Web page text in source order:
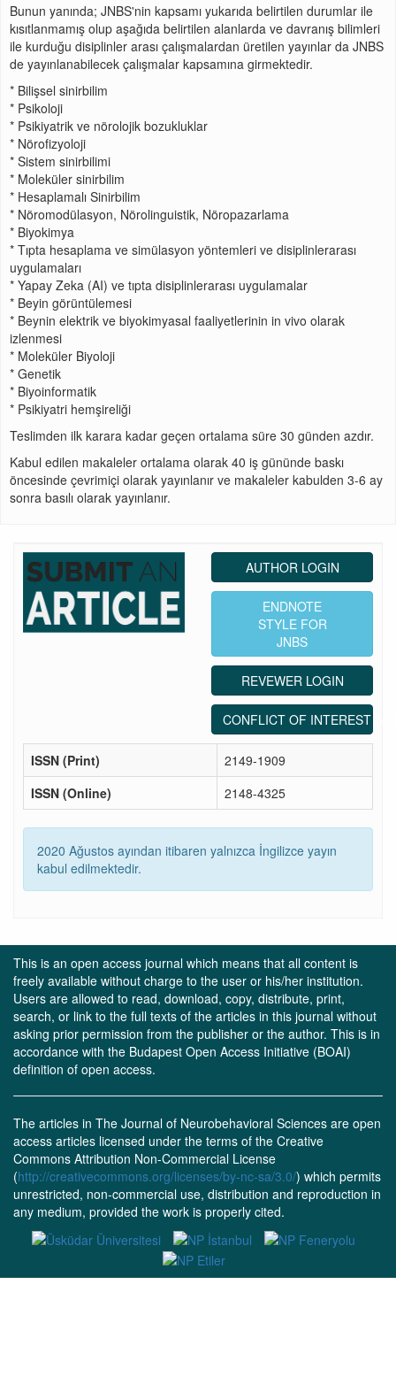
Bunun yanında; JNBS'nin kapsamı yukarıda belirtilen durumlar ile
kısıtlanmamış olup aşağıda belirtilen alanlarda ve davranış bilimleri
ile kurduğu disiplinler arası çalışmalardan üretilen yayınlar da JNBS
de yayınlanabilecek çalışmalar kapsamına girmektedir.
* Bilişsel sinirbilim
* Psikoloji
* Psikiyatrik ve nörolojik bozukluklar
* Nörofizyoloji
* Sistem sinirbilimi
* Moleküler sinirbilim
* Hesaplamalı Sinirbilim
* Nöromodülasyon, Nörolinguistik, Nöropazarlama
* Biyokimya
* Tıpta hesaplama ve simülasyon yöntemleri ve disiplinlerarası
uygulamaları
* Yapay Zeka (AI) ve tıpta disiplinlerarası uygulamalar
* Beyin görüntülemesi
* Beynin elektrik ve biyokimyasal faaliyetlerinin in vivo olarak
izlenmesi
* Moleküler Biyoloji
* Genetik
* Biyoinformatik
* Psikiyatri hemşireliği
Teslimden ilk karara kadar geçen ortalama süre 30 günden azdır.
Kabul edilen makaleler ortalama olarak 40 iş gününde baskı
öncesinde çevrimiçi olarak yayınlanır ve makaleler kabulden 3-6 ay
sonra basılı olarak yayınlanır.
AUTHOR LOGIN
ENDNOTE
STYLE FOR
JNBS
REVEWER LOGIN
CONFLICT OF INTEREST
ISSN (Print)
2149-1909
ISSN (Online)
2148-4325
2020 Ağustos ayından itibaren yalnızca İngilizce yayın
kabul edilmektedir.
This is an open access journal which means that all content is
freely available without charge to the user or his/her institution.
Users are allowed to read, download, copy, distribute, print,
search, or link to the full texts of the articles in this journal without
asking prior permission from the publisher or the author. This is in
accordance with the Budapest Open Access Initiative (BOAI)
definition of open access.
The articles in The Journal of Neurobehavioral Sciences are open
access articles licensed under the terms of the Creative
Commons Attribution Non-Commercial License
(http://creativecommons.org/licenses/by-nc-sa/3.0/) which permits
unrestricted, non-commercial use, distribution and reproduction in
any medium, provided the work is properly cited.